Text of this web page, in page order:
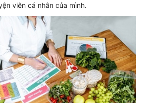
viên cá nhân của mình.